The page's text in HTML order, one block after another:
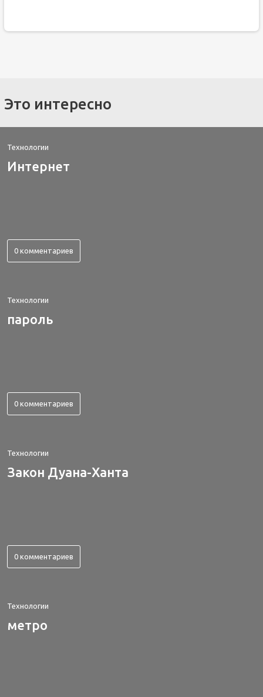
Это интересно
Технологии
Интернет
0 комментариев
Технологии
пароль
0 комментариев
Технологии
Закон Дуана-Ханта
0 комментариев
Технологии
метро